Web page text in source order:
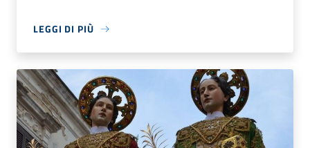
LEGGI DI PIÙ